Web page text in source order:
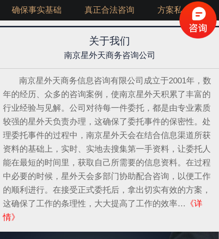
确保事实基础 真正合法咨询 方案私人定制
关于我们
南京星外天商务咨询公司
南京星外天商务信息咨询有限公司成立于2001年，数
年的经历、众多的咨询案例，使南京星外天积累了丰富的
行业经验与见解。公司对待每一件委托，都是由专业素质
较强的星外天负责办理，这确保了委托事件的保密性。处
理委托事件的过程中，南京星外天会在结合信息渠道所获
资料的基础上，实时、实地去搜集第一手资料，让委托人
能在最短的时间里，获取自己所需要的信息资料。在过程
中必要的时候，星外天会多部门协助配合咨询，以便工作
的顺利进行。在接受正式委托后，拿出切实有效的方案，
这确保了工作的条理性，大大提高了工作的效率… 《详
情》